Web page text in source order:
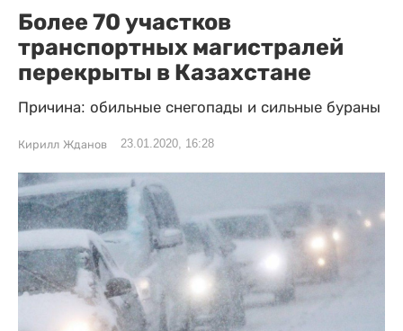
Более 70 участков
транспортных магистралей
перекрыты в Казахстане
Причина: обильные снегопады и сильные бураны
Кирилл Жданов 23.01.2020, 16:28